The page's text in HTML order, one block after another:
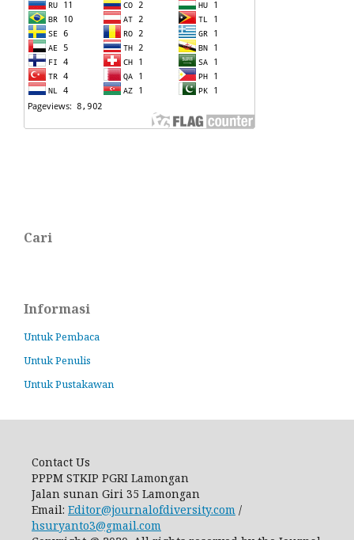
Cari
Informasi
Untuk Pembaca
Untuk Penulis
Untuk Pustakawan
Contact Us
PPPM STKIP PGRI Lamongan
Jalan sunan Giri 35 Lamongan
Email: Editor@journalofdiversity.com /
hsuryanto3@gmail.com